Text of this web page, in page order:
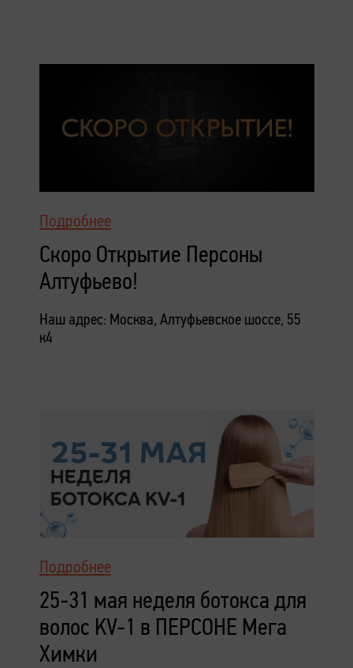
Подробнее
Скоро Открытие Персоны
Алтуфьево!
Наш адрес: Москва, Алтуфьевское шоссе, 55
к4
Подробнее
25-31 мая неделя ботокса для
волос KV-1 в ПЕРСОНЕ Мега
Химки